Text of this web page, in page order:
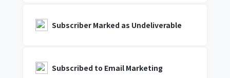
Subscriber Marked as Undeliverable
Subscribed to Email Marketing